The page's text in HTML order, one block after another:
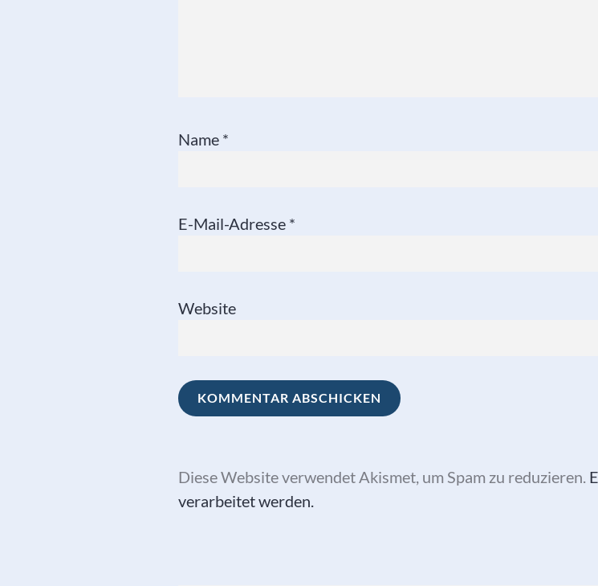
Name *
E-Mail-Adresse *
Website
Diese Website verwendet Akismet, um Spam zu reduzieren.
verarbeitet werden.